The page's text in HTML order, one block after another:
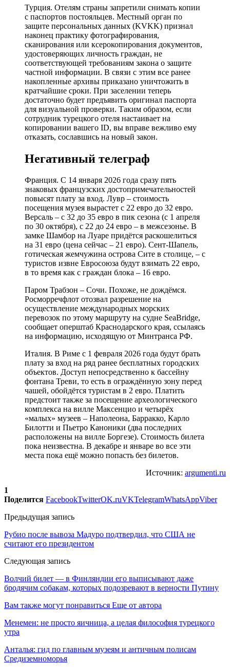
Турция. Отелям страны запретили снимать копии
с паспортов постояльцев. Местный орган по
защите персональных данных (KVKK) признал
наконец практику фотографирования,
сканирования или ксерокопирования документов,
удостоверяющих личность граждан, не
соответствующей требованиям закона о защите
частной информации. В связи с этим все ранее
накопленные архивы приказано уничтожить в
кратчайшие сроки. При заселении теперь
достаточно будет предъявить оригинал паспорта
для визуальной проверки. Таким образом, если
сотрудник турецкого отеля настаивает на
копировании вашего ID, вы вправе вежливо ему
отказать, сославшись на новый закон.
Негативный телеграф
Франция. С 14 января 2026 года сразу пять
знаковых французских достопримечательностей
повысят плату за вход. Лувр – стоимость
посещения музея вырастет с 22 евро до 32 евро.
Версаль – с 32 до 35 евро в пик сезона (с 1 апреля
по 30 октября), с 22 до 24 евро – в межсезонье. В
замке Шамбор на Луаре придётся раскошелиться
на 31 евро (цена сейчас – 21 евро). Сент-Шапель,
готическая жемчужина острова Сите в столице, – с
туристов извне Евросоюза будут взимать 22 евро,
в то время как с граждан блока – 16 евро.
Паром Трабзон – Сочи. Похоже, не дождёмся.
Росморречфлот отозвал разрешение на
осуществление международных морских
перевозок по этому маршруту на судне SeaBridge,
сообщает оперштаб Краснодарского края, ссылаясь
на информацию, исходящую от Минтранса РФ.
Италия. В Риме с 1 февраля 2026 года будут брать
плату за вход на ряд ранее бесплатных городских
объектов. Доступ непосредственно к бассейну
фонтана Треви, то есть в ограждённую зону перед
чашей, обойдётся туристам в 2 евро. Платить
предстоит также за посещение археологического
комплекса на вилле Максенцио и четырёх
«малых» музеев – Наполеона, Барракко, Карло
Билотти и Пьетро Каноники (два последних
расположены на вилле Боргезе). Стоимость билета
пока неизвестна. В декабре и январе во все эти
места пока ещё можно попасть без билетов.
Источник: argumenti.ru
1
Поделится FacebookTwitterOK.ruVKTelegramWhatsAppViber
Предыдущая запись
Рубио после вывоза Мадуро подтвердил, что США не
считают его президентом
Следующая запись
Волчий билет — в Финляндии его выписывают даже
бродячим собакам, которых подозревают в верности Путину
Вам также могут понравиться Еще от автора
Менемен: не просто яичница, а целая философия турецкого
утра
Анталья: гид по главным музеям и античным полисам
Средиземноморья